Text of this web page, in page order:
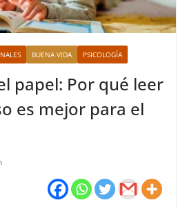
BUENA VIDA PSICOLOGÍA
papel: Por qué leer
es mejor para el